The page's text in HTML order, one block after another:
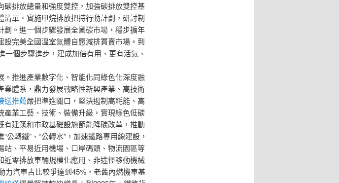
排放總量和強度雙控，加強碳排放雙控基
單。實施甲烷排放把持行動計劃，研討制
。進一個步驟發展全國碳市場，穩步擴年
完美全國溫室氣體自愿減排買賣市場。到
個步驟進步，建成加倍有用、更有活氣、
。推進產業數字化、智能化同綠色化深度融
體系，鼎力發展戰略性新興產業、高技術
送推薦嚴把準進關口，堅決遏制高耗能、高
業工藝、技術、裝備升級，實現綠色低碳
建筑和市政基礎設施節能降碳改革，推動
轉鐵”、“公轉水”，加速鐵路專用線建設，
、平易近用機場、口岸碼頭、物流園區等
零排放車輛規模化應用、非途徑移動機械
力汽車占比較爭達到45%，老舊內燃機車基